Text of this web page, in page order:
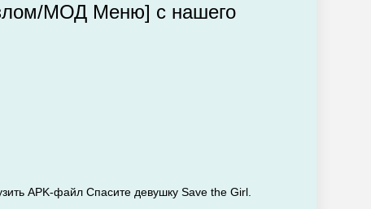
МОД Меню] с нашего
APK-файл Спасите девушку Save the Girl.